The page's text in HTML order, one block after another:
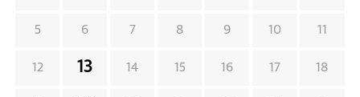
5 6 7 8 9 10 11
12 13 14 15 16 17 18